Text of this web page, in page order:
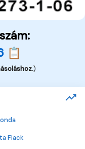
📋
)
Flack